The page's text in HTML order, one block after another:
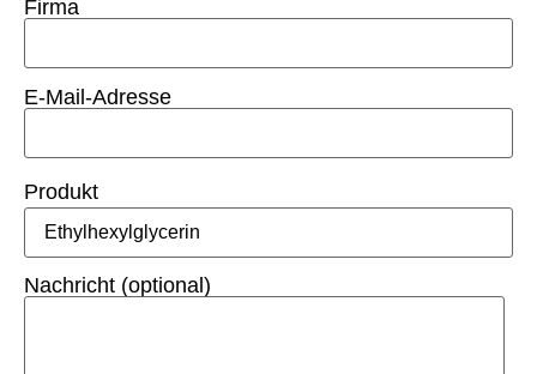
Firma
E-Mail-Adresse
Produkt
Nachricht (optional)